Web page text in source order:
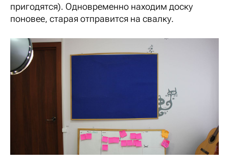
пригодятся). Одновременно находим доску
поновее, старая отправится на свалку.